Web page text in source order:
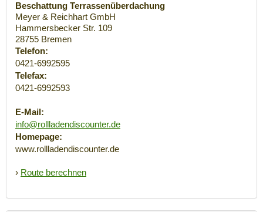
Beschattung Terrassenüberdachung
Meyer & Reichhart GmbH
Hammersbecker Str. 109
28755 Bremen
Telefon:
0421-6992595
Telefax:
0421-6992593
E-Mail:
info@rollladendiscounter.de
Homepage:
www.rollladendiscounter.de
› Route berechnen